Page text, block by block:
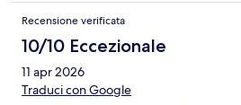
Recensione verificata
10/10 Eccezionale
11 apr 2026
Traduci con Google